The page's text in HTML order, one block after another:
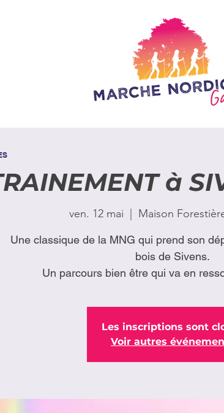
à
ven. 12 mai Maison
Une classique de la MNG qui prend son
bois de Sivens.
Un parcours bien être qui va en
Les inscriptions sont
Voir autres